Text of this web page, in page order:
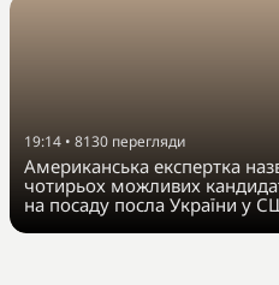
19:14 • 8130 перегляди
Американська експертка
чотирьох можливих
на посаду посла України у